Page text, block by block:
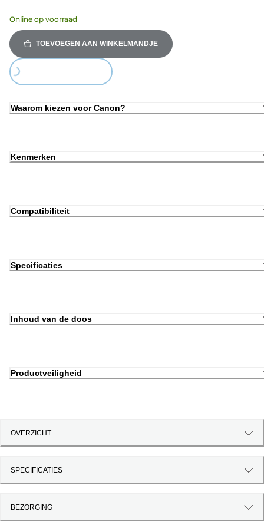
Online op voorraad
TOEVOEGEN AAN WINKELMANDJE
Loading...
Waarom kiezen voor Canon?
Kenmerken
Compatibiliteit
Specificaties
Inhoud van de doos
Productveiligheid
OVERZICHT
SPECIFICATIES
BEZORGING